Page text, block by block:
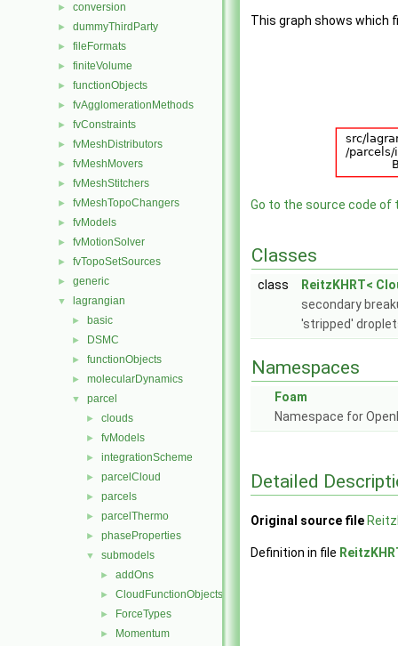
► conversion
► dummyThirdParty
► fileFormats
► finiteVolume
► functionObjects
► fvAgglomerationMethods
► fvConstraints
► fvMeshDistributors
► fvMeshMovers
► fvMeshStitchers
► fvMeshTopoChangers
► fvModels
► fvMotionSolver
► fvTopoSetSources
► generic
▼ lagrangian
► basic
► DSMC
► functionObjects
► molecularDynamics
▼ parcel
► clouds
► fvModels
► integrationScheme
► parcelCloud
► parcels
► parcelThermo
► phaseProperties
▼ submodels
► addOns
► CloudFunctionObjects
► ForceTypes
► Momentum
This graph shows which
Go to the source code of
Classes
class
ReitzKHRT<
secondary
'stripped'
Namespaces
Foam
Namespace for
Detailed
Original source file
Definition in file